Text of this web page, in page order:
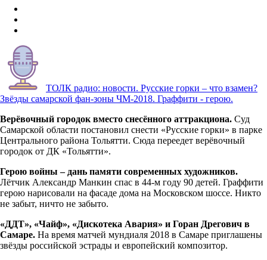
ТОЛК радио: новости. Русские горки – что взамен?
Звёзды самарской фан-зоны ЧМ-2018. Граффити - герою.
Верёвочный городок вместо снесённого аттракциона. Суд
Самарской области постановил снести «Русские горки» в парке
Центрального района Тольятти. Сюда переедет верёвочный
городок от ДК «Тольятти».
Герою войны – дань памяти современных художников.
Лётчик Александр Манкин спас в 44-м году 90 детей. Граффити
герою нарисовали на фасаде дома на Московском шоссе. Никто
не забыт, ничто не забыто.
«ДДТ», «Чайф», «Дискотека Авария» и Горан Дрегович в
Самаре. На время матчей мундиаля 2018 в Самаре приглашены
звёзды российской эстрады и европейский композитор.